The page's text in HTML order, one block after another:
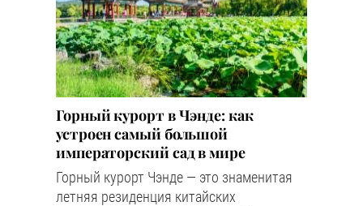
Горный курорт в Чэнде: как
устроен самый большой
императорский сад в мире
Горный курорт Чэнде — это знаменитая
летняя резиденция китайских